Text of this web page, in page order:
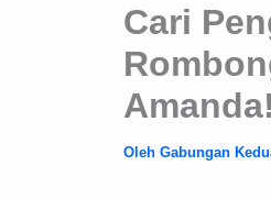
Cari
Amanda!
Oleh Gabungan